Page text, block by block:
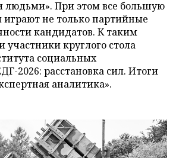
При этом все большую
не только партийные
кандидатов. К таким
круглого стола
социальных
2026: расстановка сил. Итоги
аналитика».